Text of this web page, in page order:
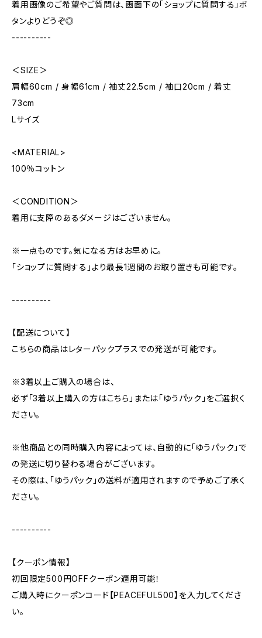
着用画像のご希望やご質問は、画面下の「ショップに質問する」ボ
タンよりどうぞ◎
----------
＜SIZE＞
肩幅60cm / 身幅61cm / 袖丈22.5cm / 袖口20cm / 着丈
73cm
Lサイズ
<MATERIAL>
100％コットン
＜CONDITION＞
着用に支障のあるダメージはございません。
※一点ものです。気になる方はお早めに。
「ショップに質問する」より最長1週間のお取り置きも可能です。
----------
【配送について】
こちらの商品はレターパックプラスでの発送が可能です。
※3着以上ご購入の場合は、
必ず「3着以上購入の方はこちら」または「ゆうパック」をご選択く
ださい。
※他商品との同時購入内容によっては、自動的に「ゆうパック」で
の発送に切り替わる場合がございます。
その際は、「ゆうパック」の送料が適用されますので予めご了承く
ださい。
----------
【クーポン情報】
初回限定500円OFFクーポン適用可能！
ご購入時にクーポンコード【PEACEFUL500】を入力してくださ
い。